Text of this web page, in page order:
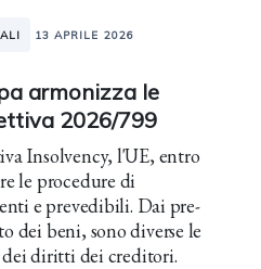
13 APRILE 2026
armonizza le
2026/799
Insolvency, l'UE, entro
le procedure di
e prevedibili. Dai pre-
dei beni, sono diverse le
diritti dei creditori.